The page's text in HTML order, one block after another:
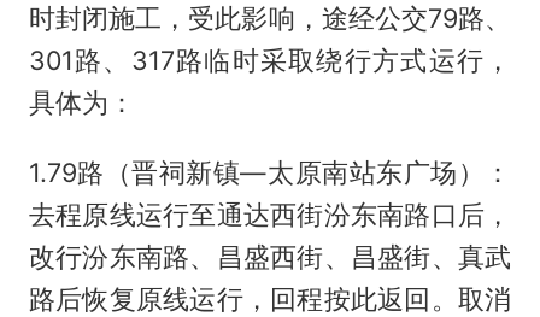
时封闭施工，受此影响，途经公交79路、
301路、317路临时采取绕行方式运行，
具体为：
1.79路（晋祠新镇—太原南站东广场）：
去程原线运行至通达西街汾东南路口后，
改行汾东南路、昌盛西街、昌盛街、真武
路后恢复原线运行，回程按此返回。取消